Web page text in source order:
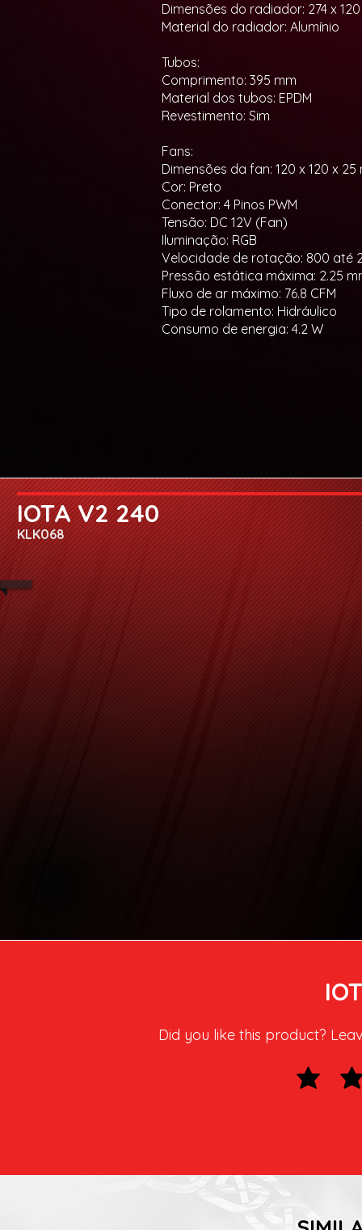
Dimensões do radiador: 274 x
Material do radiador: Alumínio
Tubos:
Comprimento: 395 mm
Material dos tubos: EPDM
Revestimento: Sim
Fans:
Dimensões da fan: 120 x 120 x 25
Cor: Preto
Conector: 4 Pinos PWM
Tensão: DC 12V (Fan)
Iluminação: RGB
Velocidade de rotação: 800 até
Pressão estática máxima: 2.25
Fluxo de ar máximo: 76.8 CFM
Tipo de rolamento: Hidráulico
Consumo de energia: 4.2 W
IOTA V2 240
KLK068
Did you like this product?